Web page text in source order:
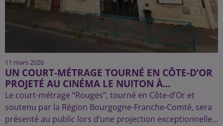
11 mars 2026
UN COURT-MÉTRAGE TOURNÉ EN CÔTE-D’OR
PROJETÉ AU CINÉMA LE NUITON À...
Le court-métrage “Rouges”, tourné en Côte-d’Or et
soutenu par la Région Bourgogne-Franche-Comté, sera
présenté au public lors d’une projection exceptionnelle...